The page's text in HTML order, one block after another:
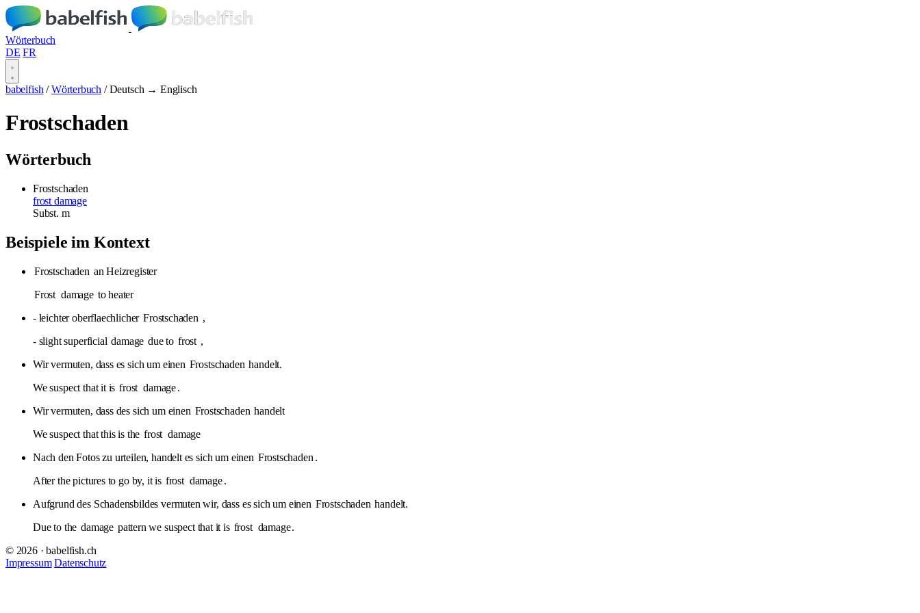
Wörterbuch
DE FR
babelfish / Wörterbuch / Deutsch → Englisch
Frostschaden
Wörterbuch
Frostschaden
frost damage
Subst. m
Beispiele im Kontext
Frostschaden an Heizregister
Frost damage to heater
- leichter oberflaechlicher Frostschaden ,
- slight superficial damage due to frost ,
Wir vermuten, dass es sich um einen Frostschaden handelt.
We suspect that it is frost damage.
Wir vermuten, dass des sich um einen Frostschaden handelt
We suspect that this is the frost damage
Nach den Fotos zu urteilen, handelt es sich um einen Frostschaden .
After the pictures to go by, it is frost damage.
Aufgrund des Schadensbildes vermuten wir, dass es sich um einen Frostschaden handelt.
Due to the damage pattern we suspect that it is frost damage.
© 2026 · babelfish.ch
Impressum Datenschutz